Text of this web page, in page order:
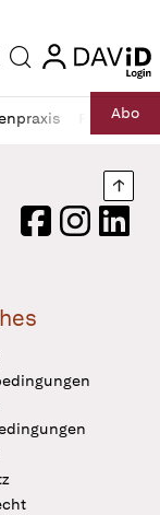
Suche login
RechtAbo
FacebookInstagram